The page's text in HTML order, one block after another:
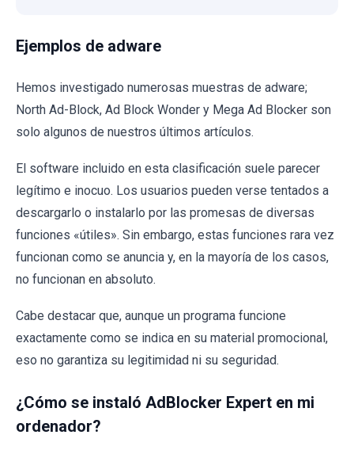
Ejemplos de adware
Hemos investigado numerosas muestras de adware;
North Ad-Block, Ad Block Wonder y Mega Ad Blocker son
solo algunos de nuestros últimos artículos.
El software incluido en esta clasificación suele parecer
legítimo e inocuo. Los usuarios pueden verse tentados a
descargarlo o instalarlo por las promesas de diversas
funciones «útiles». Sin embargo, estas funciones rara vez
funcionan como se anuncia y, en la mayoría de los casos,
no funcionan en absoluto.
Cabe destacar que, aunque un programa funcione
exactamente como se indica en su material promocional,
eso no garantiza su legitimidad ni su seguridad.
¿Cómo se instaló AdBlocker Expert en mi
ordenador?